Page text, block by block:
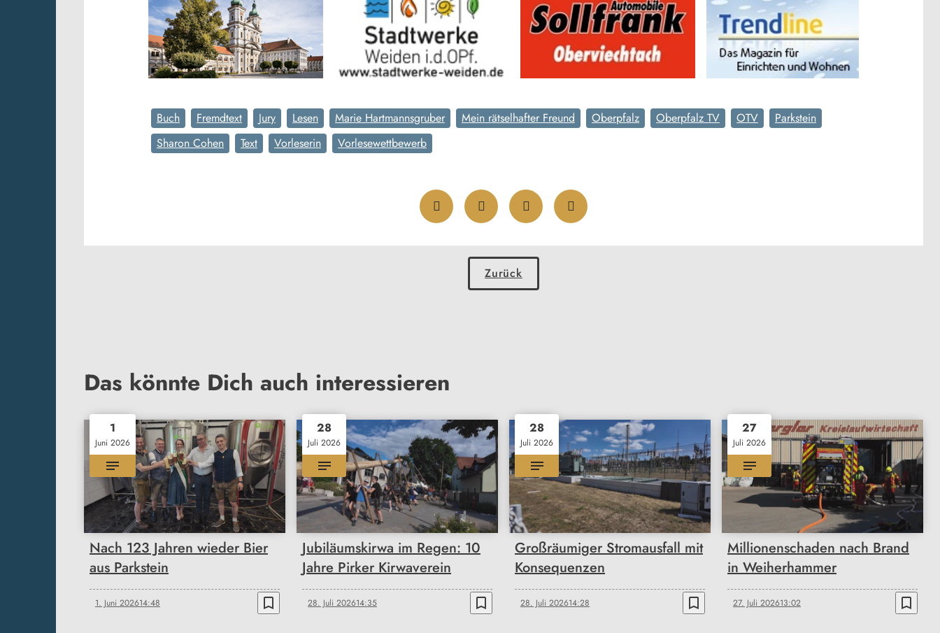
Buch Fremdtext Jury Lesen Marie Hartmannsgruber Mein rätselhafter Freund Oberpfalz Oberpfalz TV OTV
Parkstein
Sharon Cohen
Text Vorleserin Vorlesewettbewerb
Zurück
Das könnte Dich auch interessieren
1
Juni 2026
Nach 123 Jahren wieder Bier
aus Parkstein
1. Juni 202614:48 bookmark_border
28
Juli 2026
Jubiläumskirwa im Regen: 10
Jahre Pirker Kirwaverein
28. Juli 202614:35 bookmark_border
28
Juli 2026
Großräumiger Stromausfall mit
Konsequenzen
28. Juli 202614:28 bookmark_border
27
Juli 2026
Millionenschaden nach Brand
in Weiherhammer
27. Juli 202613:02 bookmark_border